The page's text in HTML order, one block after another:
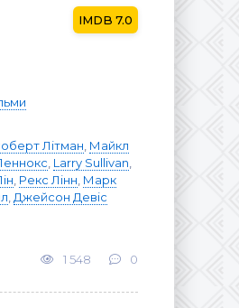
7.0
Літман Майкл
Larry Sullivan
Рекс Лінн Марк
Джейсон Девіс
1 548 0